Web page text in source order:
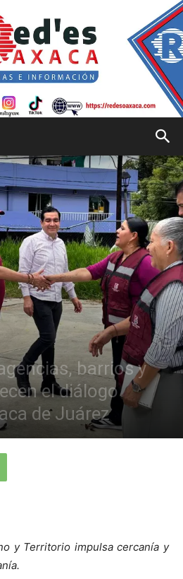
es
Oaxaca
barrios y
el diálogo
de Juárez
y Territorio impulsa cercanía y